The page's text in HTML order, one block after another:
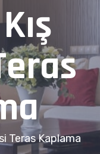
Teras Kaplama